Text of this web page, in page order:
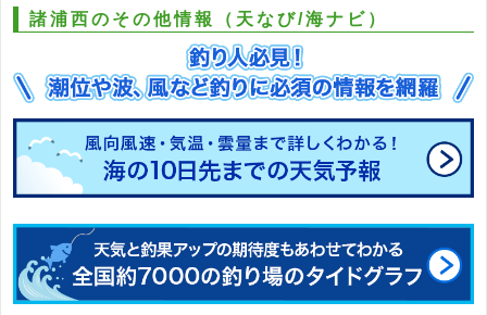
諸浦西のその他情報（天なび/海ナビ）